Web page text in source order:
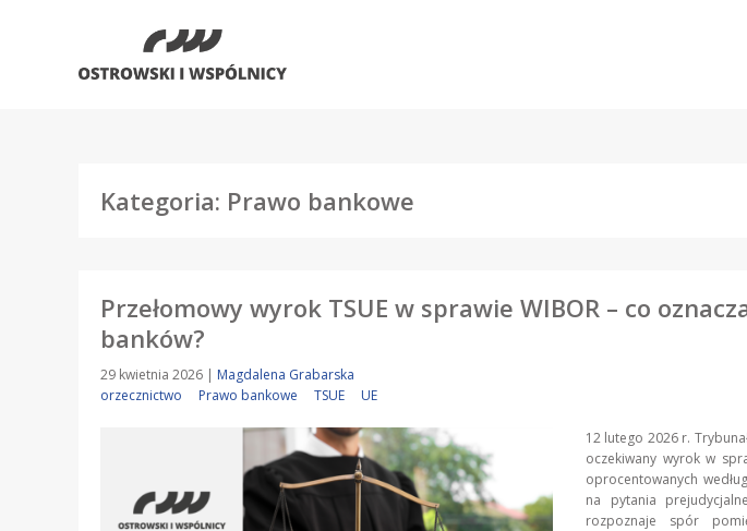
Kategoria: Prawo bankowe
Przełomowy wyrok TSUE w sprawie WIBOR – co
banków?
29 kwietnia 2026 | Magdalena Grabarska
orzecznictwo
Prawo bankowe TSUE UE
12 lutego 2026 r.
oczekiwany wyrok w
oprocentowanych
na pytania
rozpoznaje spór